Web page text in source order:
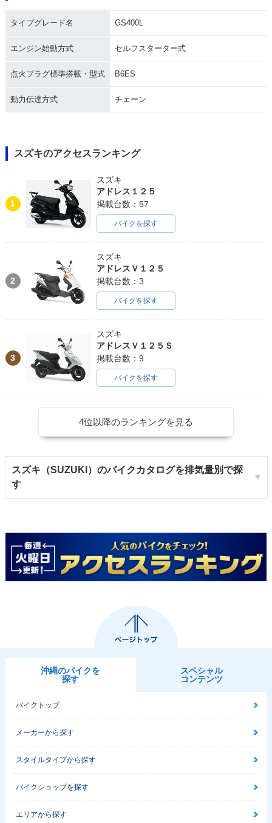
タイプグレード名 GS400L
エンジン始動方式 セルフスターター式
点火プラグ標準搭載・型式 B6ES
動力伝達方式 チェーン
スズキのアクセスランキング
1
スズキ
アドレス１２５
掲載台数：57
バイクを探す
2
スズキ
アドレスＶ１２５
掲載台数：3
バイクを探す
3
スズキ
アドレスＶ１２５Ｓ
掲載台数：9
バイクを探す
4位以降のランキングを見る
スズキ（SUZUKI）のバイクカタログを排気量別で探
す
沖縄のバイクを
探す
スペシャル
コンテンツ
バイクトップ
メーカーから探す
スタイルタイプから探す
バイクショップを探す
エリアから探す